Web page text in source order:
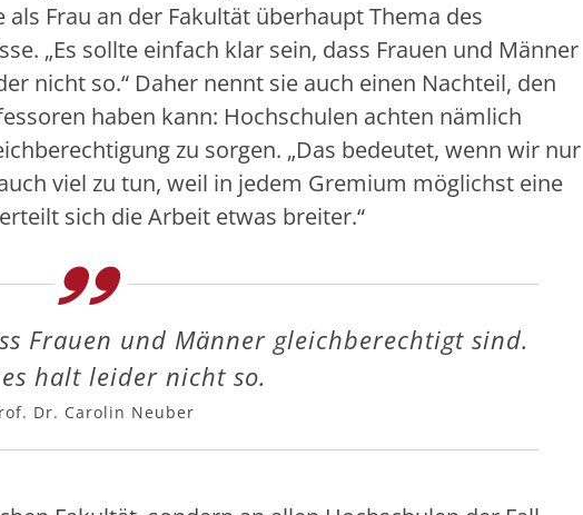
als Frau an der Fakultät überhaupt Thema des
„Es sollte einfach klar sein, dass Frauen und Männer
nicht so.“ Daher nennt sie auch einen Nachteil, den
haben kann: Hochschulen achten nämlich
zu sorgen. „Das bedeutet, wenn wir nur
viel zu tun, weil in jedem Gremium möglichst eine
sich die Arbeit etwas breiter.“
Frauen und Männer gleichberechtigt sind.
halt leider nicht so.
Dr. Carolin Neuber